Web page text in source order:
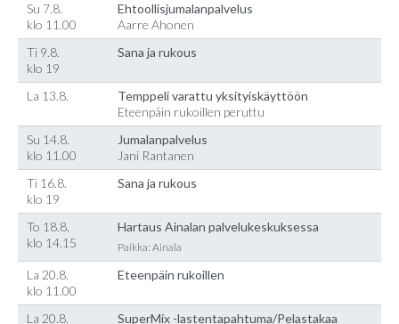
Su 7.8.
klo 11.00
Ehtoollisjumalanpalvelus
Aarre Ahonen
Ti 9.8.
klo 19
Sana ja rukous
La 13.8.
Temppeli varattu yksityiskäyttöön
Eteenpäin rukoillen peruttu
Su 14.8.
klo 11.00
Jumalanpalvelus
Jani Rantanen
Ti 16.8.
klo 19
Sana ja rukous
To 18.8.
klo 14.15
Hartaus Ainalan palvelukeskuksessa
Paikka: Ainala
La 20.8.
klo 11.00
Eteenpäin rukoillen
La 20.8.
SuperMix -lastentapahtuma/Pelastakaa